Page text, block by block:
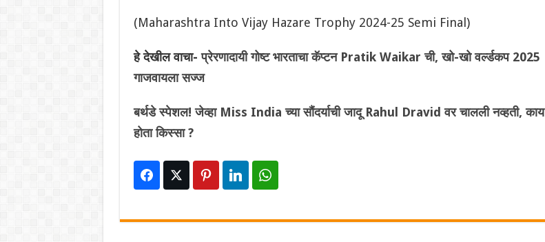
(Maharashtra Into Vijay Hazare Trophy 2024-25 Semi Final)
हे देखील वाचा-प्रेरणादायी गोष्ट भारताचा कॅप्टन Pratik Waikar ची, खो-खो वर्ल्डकप 2025
गाजवायला सज्ज
बर्थडे स्पेशल! जेव्हा Miss India च्या सौंदर्याची जादू Rahul Dravid वर चालली नव्हती, काय
होता किस्सा ?